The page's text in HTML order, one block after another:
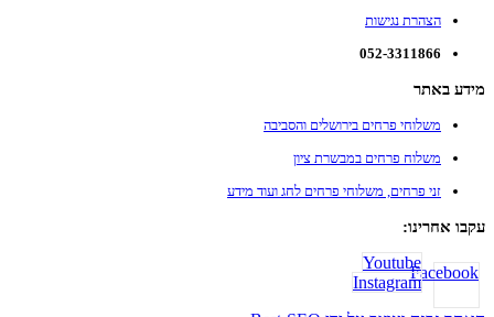
הצהרת נגישות
052-3311866
מידע באתר
משלוחי פרחים בירושלים והסביבה
משלוח פרחים במבשרת ציון
זני פרחים, משלוחי פרחים לחג ועוד מידע
עקבו אחרינו:
Facebook
Youtube
Instagram